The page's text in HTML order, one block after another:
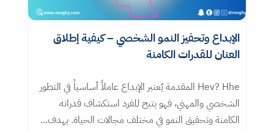
الإبداع وتحفيز النمو الشخصي – كيفية إطلاق
العنان للقدرات الكامنة
Hev? Hhe المقدمة يُعتبر الإبداع عاملاً أساسياً في التطور
الشخصي والمهني، فهو يتيح للفرد استكشاف قدراته
الكامنة وتحقيق النمو في مختلف مجالات الحياة. يهدف...